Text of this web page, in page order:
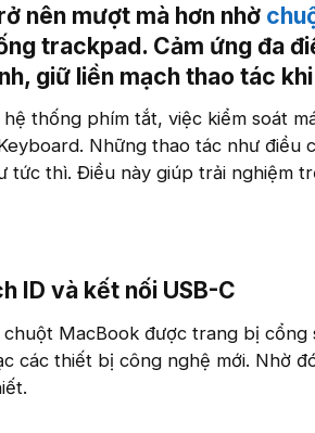
nên mượt mà hơn nhờ
trackpad. Cảm ứng đa
giữ liền mạch thao tác
thống phím tắt, việc kiểm soát
Những thao tác như điều
tức thì. Điều này giúp trải nghiệm
ID và kết nối USB-C
MacBook được trang bị cổng
các thiết bị công nghệ mới. Nhờ